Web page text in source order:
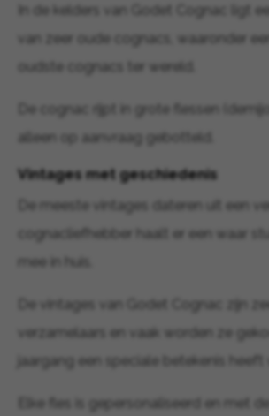
In de kelders van Godet Cognac ligt
van zeer oude cognacs, waaronder
oudste cognacs ter wereld.
De cognac rijpt in grote flessen
alleen op aanvraag gebotteld.
Vintages met geschiedenis
De meeste vintages dateren uit een
cognacliefhebber haalt er een waar
mee in huis.
De vintages van Godet Cognac zijn
verzamelaars en vaak worden ze
jaargang een speciale betekenis heeft
Elke fles is gepersonaliseerd en met de